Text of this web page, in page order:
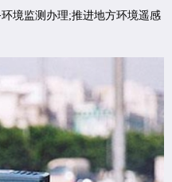
境监测办理;推进地方环境遥感